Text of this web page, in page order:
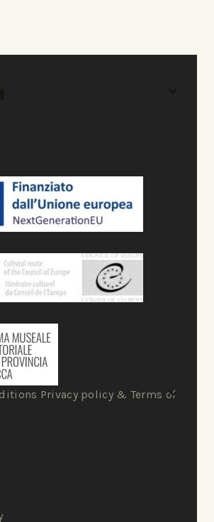
Privacy policy & Terms of